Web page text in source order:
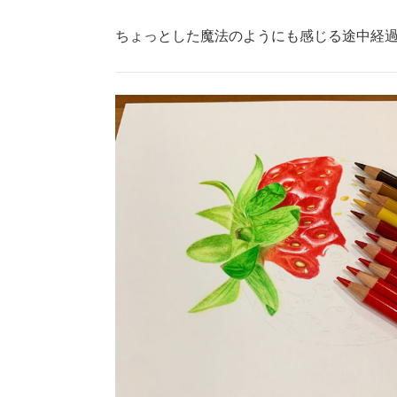
ちょっとした魔法のようにも感じる途中経